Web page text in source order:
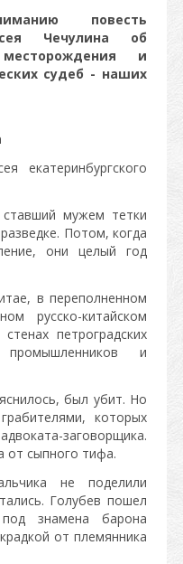
повесть
Чечулина об
и
судеб - наших
екатеринбургского
мужем тетки
Потом, когда
они целый год
в переполненном
русско-китайском
петроградских
промышленников и
был убит. Но
которых
заговорщика.
от сыпного тифа.
не поделили
Голубев пошел
знамена барона
от племянника